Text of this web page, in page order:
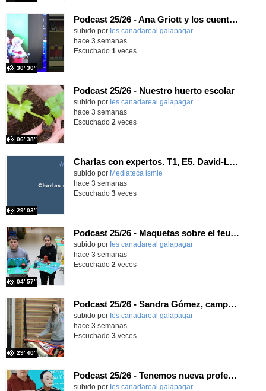
Podcast 25/26 - Ana Griott y los cuentos de las voces olvidadas
subido por Ies canadareal galapagar
30′ 30″
-
hace 3 semanas
Escuchado 1 veces
Podcast 25/26 - Nuestro huerto escolar
subido por Ies canadareal galapagar
06′ 38″
-
hace 3 semanas
Escuchado 2 veces
Charlas con expertos. T1, E5. David-Li Ilundáin Reviriego
subido por Mediateca ismie
29′ 03″
hace 3 semanas
Escuchado 3veces
Podcast 25/26 - Maquetas sobre el feudalismo
subido por Ies canadareal galapagar
04′ 57″
-
hace 3 semanas
Escuchado 2 veces
Podcast 25/26 - Sandra Gómez, campeona de Enduro
subido por Ies canadareal galapagar
29′ 40″
-
hace 3 semanas
Escuchado 3veces
Podcast 25/26 - Tenemos nueva profesora de Griego ¿Conoces a María Eugenia?
subido por Ies canadareal galapagar-